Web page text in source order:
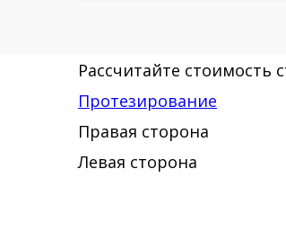
Рассчитайте стоимость
Протезирование
Правая сторона
Левая сторона